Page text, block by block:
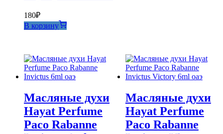
180₽
В корзину
Масляные духи
Hayat Perfume
Paco Rabanne
Масляные духи
Hayat Perfume
Paco Rabanne